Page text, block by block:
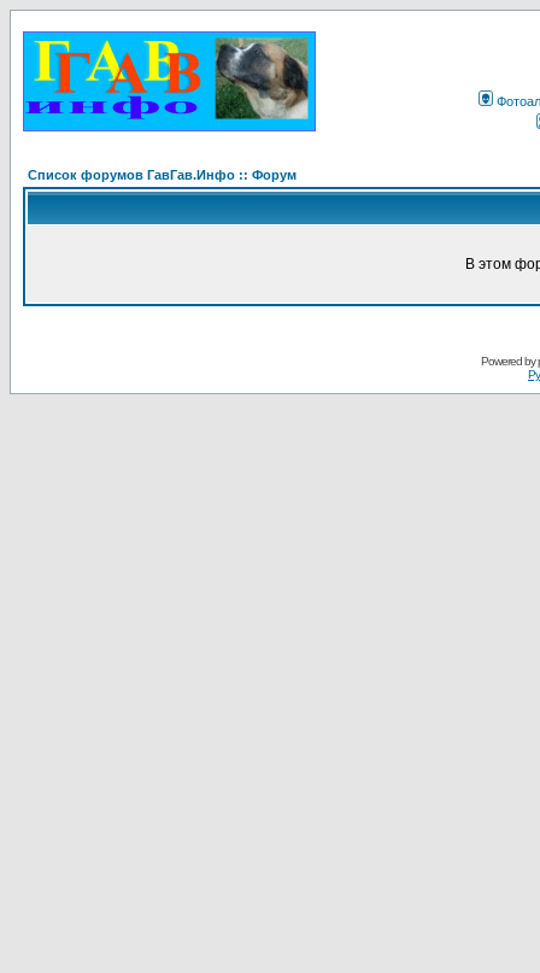
Список форумов ГавГав.Инфо :: Форум
В этом
Powered by